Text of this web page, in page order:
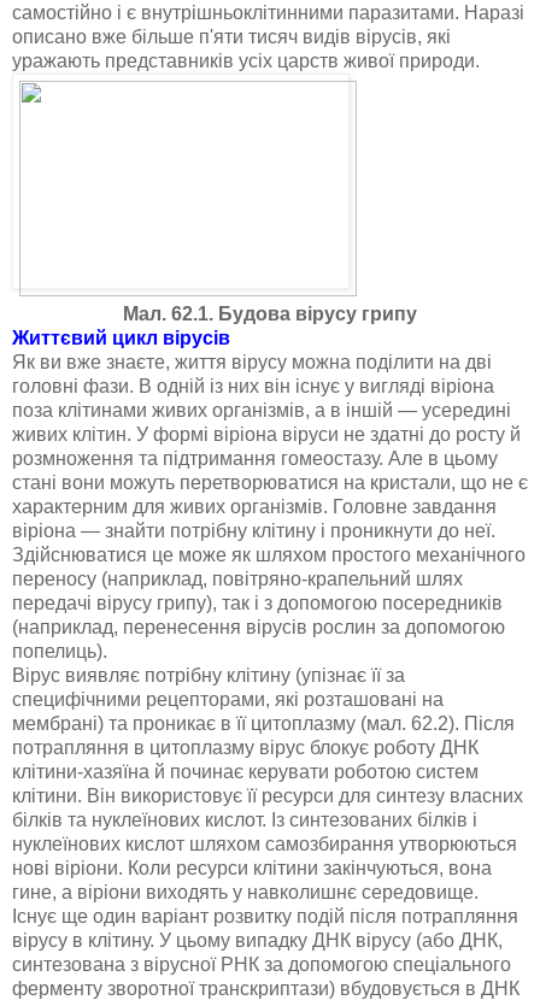
самостійно і є внутрішньоклітинними паразитами. Наразі
описано вже більше п'яти тисяч видів вірусів, які
уражають представників усіх царств живої природи.
Мал. 62.1. Будова вірусу грипу
Життєвий цикл вірусів
Як ви вже знаєте, життя вірусу можна поділити на дві
головні фази. В одній із них він існує у вигляді віріона
поза клітинами живих організмів, а в іншій — усередині
живих клітин. У формі віріона віруси не здатні до росту й
розмноження та підтримання гомеостазу. Але в цьому
стані вони можуть перетворюватися на кристали, що не є
характерним для живих організмів. Головне завдання
віріона — знайти потрібну клітину і проникнути до неї.
Здійснюватися це може як шляхом простого механічного
переносу (наприклад, повітряно-крапельний шлях
передачі вірусу грипу), так і з допомогою посередників
(наприклад, перенесення вірусів рослин за допомогою
попелиць).
Вірус виявляє потрібну клітину (упізнає її за
специфічними рецепторами, які розташовані на
мембрані) та проникає в її цитоплазму (мал. 62.2). Після
потрапляння в цитоплазму вірус блокує роботу ДНК
клітини-хазяїна й починає керувати роботою систем
клітини. Він використовує її ресурси для синтезу власних
білків та нуклеїнових кислот. Із синтезованих білків і
нуклеїнових кислот шляхом самозбирання утворюються
нові віріони. Коли ресурси клітини закінчуються, вона
гине, а віріони виходять у навколишнє середовище.
Існує ще один варіант розвитку подій після потрапляння
вірусу в клітину. У цьому випадку ДНК вірусу (або ДНК,
синтезована з вірусної РНК за допомогою спеціального
ферменту зворотної транскриптази) вбудовується в ДНК